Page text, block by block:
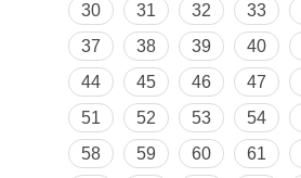
30
31 32 33
37
38 39 40
44
45 46 47
51
52 53 54
58
59 60 61